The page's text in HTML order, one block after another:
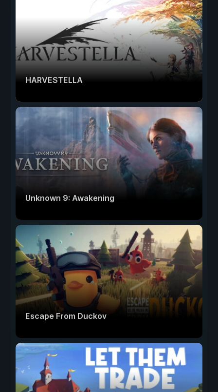
HARVESTELLA
Unknown 9: Awakening
Escape From Duckov